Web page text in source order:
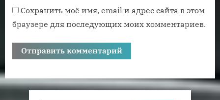
Сохранить моё имя, email и адрес сайта в этом
браузере для последующих моих комментариев.